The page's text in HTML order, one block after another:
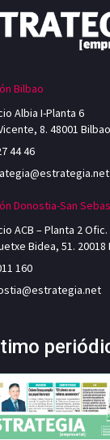
Bilbao
Albia I-Planta 6
8. 48001 Bilbao
44 46
Donostia-San
ACB – Planta 2 Ofic.
Bidea, 51. 20018
160